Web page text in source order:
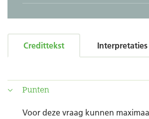
Credittekst Interpretaties
Punten
Voor deze vraag kunnen